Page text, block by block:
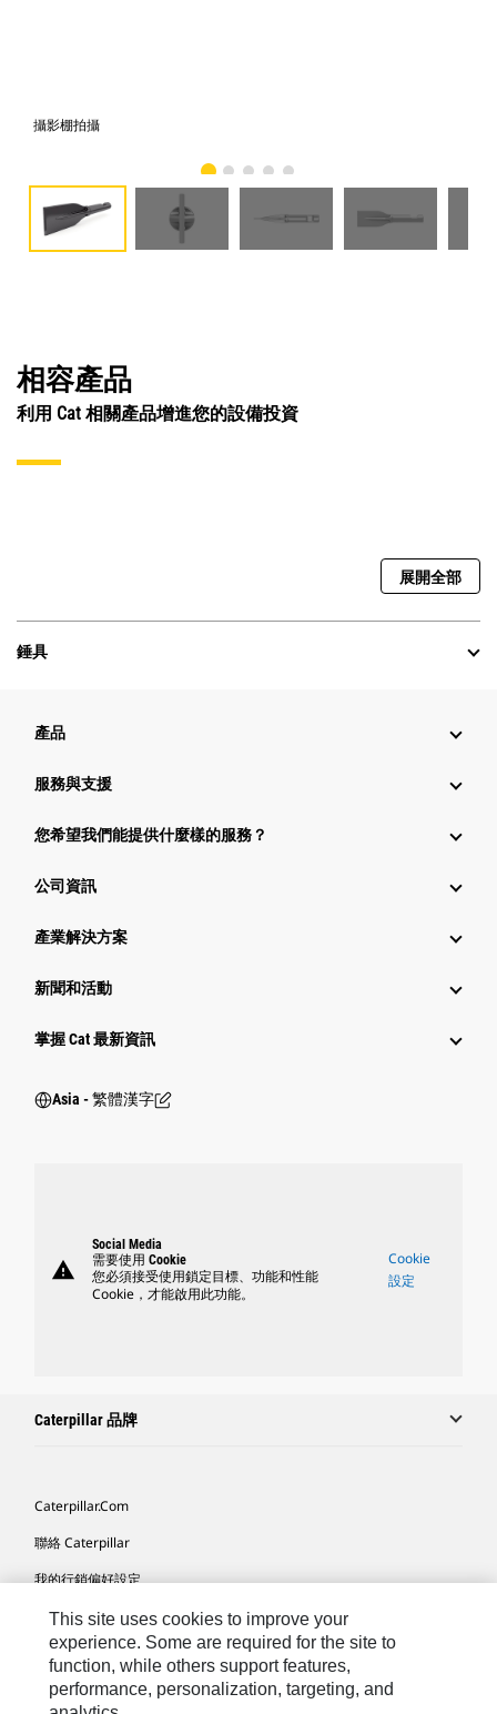
攝影棚拍攝
相容產品
利用 Cat 相關產品增進您的設備投資
展開全部
錘具
產品
服務與支援
您希望我們能提供什麼樣的服務？
公司資訊
產業解決方案
新聞和活動
掌握 Cat 最新資訊
Asia - 繁體漢字
warning
Social Media
需要使用 Cookie
您必須接受使用鎖定目標、功能和性能
Cookie，才能啟用此功能。
Cookie
設定
Caterpillar 品牌
Caterpillar.com
聯絡 Caterpillar
我的行銷偏好設定
網站地圖
Cookie Settings
法律
This site uses cookies to improve your
experience. Some are required for the site to
function, while others support features,
performance, personalization, targeting, and